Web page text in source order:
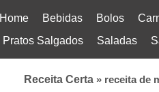
Home Bebidas Bolos
Pratos Salgados
Saladas
Receita Certa » receita de